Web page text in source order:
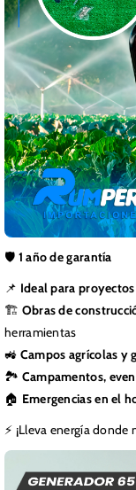
🛡️ 1 año de garantía
📌 Ideal para
🏗️ Obras de
herramientas
🚜 Campos agrícolas y
🏞️ Campamentos,
🏠 Emergencias en el
⚡ ¡Lleva energía